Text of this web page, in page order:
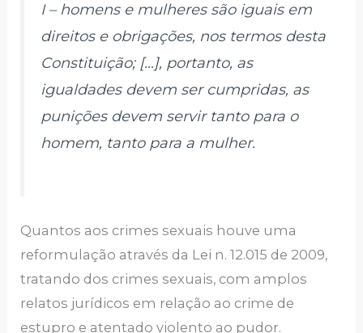
I – homens e mulheres são iguais em
direitos e obrigações, nos termos desta
Constituição; […], portanto, as
igualdades devem ser cumpridas, as
punições devem servir tanto para o
homem, tanto para a mulher.
Quantos aos crimes sexuais houve uma
reformulação através da Lei n. 12.015 de 2009,
tratando dos crimes sexuais, com amplos
relatos jurídicos em relação ao crime de
estupro e atentado violento ao pudor.